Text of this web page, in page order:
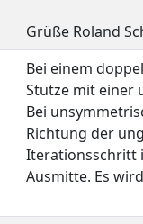
Grüße Roland
Bei einem
Stütze mit einer
Bei
Richtung der
Iterationsschritt
Ausmitte. Es